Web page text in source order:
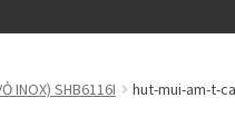
INOX) SHB6116I hut-mui-am-t-